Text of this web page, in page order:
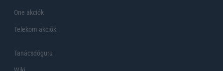
One akciók
Telekom akciók
Tanácsdóguru